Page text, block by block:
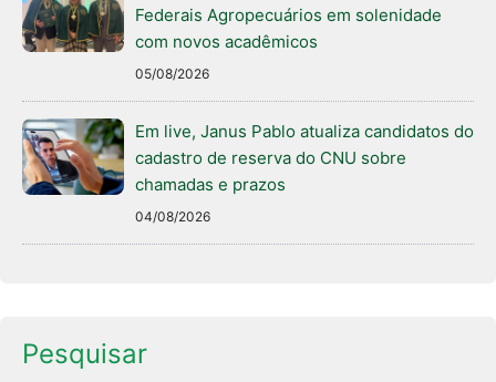
Federais Agropecuários em solenidade
com novos acadêmicos
05/08/2026
Em live, Janus Pablo atualiza candidatos do
cadastro de reserva do CNU sobre
chamadas e prazos
04/08/2026
Pesquisar